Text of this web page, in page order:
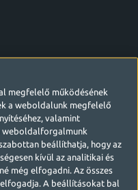
megfelelő működésének
a weboldalunk megfelelő
valamint
weboldalforgalmunk
beállíthatja, hogy az
kívül az analitikai és
még elfogadni. Az összes
A beállításokat bal